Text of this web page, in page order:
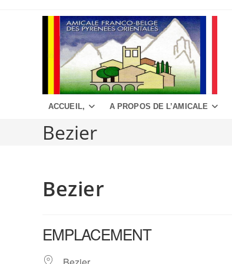
ACCUEIL, A PROPOS DE L’AMICALE
Bezier
Bezier
EMPLACEMENT